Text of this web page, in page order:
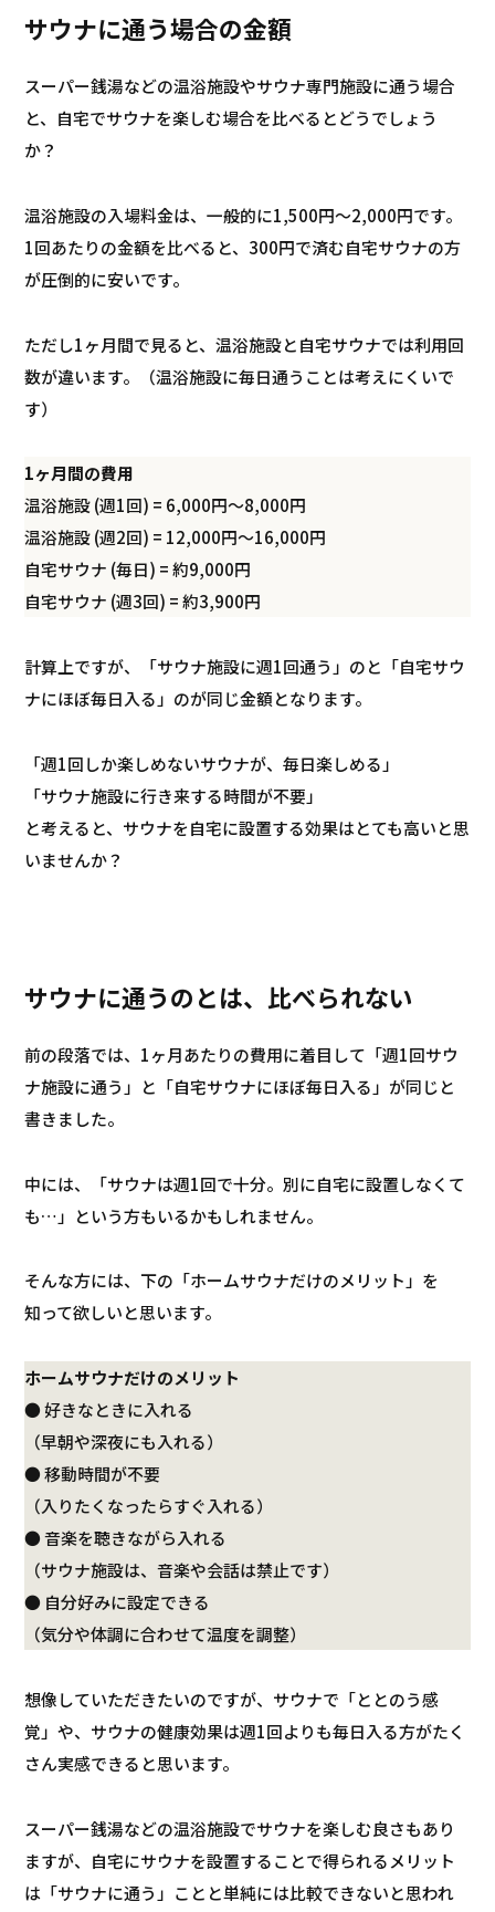
サウナに通う場合の金額
スーパー銭湯などの温浴施設やサウナ専門施設に通う場合
と、自宅でサウナを楽しむ場合を比べるとどうでしょう
か？
温浴施設の入場料金は、一般的に1,500円～2,000円です。
1回あたりの金額を比べると、300円で済む自宅サウナの方
が圧倒的に安いです。
ただし1ヶ月間で見ると、温浴施設と自宅サウナでは利用回
数が違います。（温浴施設に毎日通うことは考えにくいで
す）
1ヶ月間の費用
温浴施設 (週1回) = 6,000円～8,000円
温浴施設 (週2回) = 12,000円～16,000円
自宅サウナ (毎日) = 約9,000円
自宅サウナ (週3回) = 約3,900円
計算上ですが、「サウナ施設に週1回通う」のと「自宅サウ
ナにほぼ毎日入る」のが同じ金額となります。
「週1回しか楽しめないサウナが、毎日楽しめる」
「サウナ施設に行き来する時間が不要」
と考えると、サウナを自宅に設置する効果はとても高いと思
いませんか？
サウナに通うのとは、比べられない
前の段落では、1ヶ月あたりの費用に着目して「週1回サウ
ナ施設に通う」と「自宅サウナにほぼ毎日入る」が同じと
書きました。
中には、「サウナは週1回で十分。別に自宅に設置しなくて
も…」という方もいるかもしれません。
そんな方には、下の「ホームサウナだけのメリット」を
知って欲しいと思います。
ホームサウナだけのメリット
● 好きなときに入れる
（早朝や深夜にも入れる）
● 移動時間が不要
（入りたくなったらすぐ入れる）
● 音楽を聴きながら入れる
（サウナ施設は、音楽や会話は禁止です）
● 自分好みに設定できる
（気分や体調に合わせて温度を調整）
想像していただきたいのですが、サウナで「ととのう感
覚」や、サウナの健康効果は週1回よりも毎日入る方がたく
さん実感できると思います。
スーパー銭湯などの温浴施設でサウナを楽しむ良さもあり
ますが、自宅にサウナを設置することで得られるメリット
は「サウナに通う」ことと単純には比較できないと思われ